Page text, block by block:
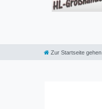
Zur Startseite gehen